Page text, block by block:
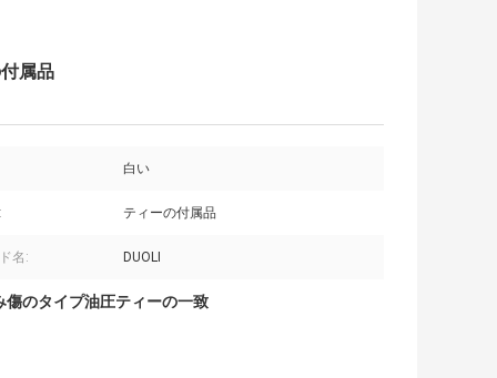
属品
白い
ティーの付属品
名: DUOLI
傷のタイプ油圧ティーの一致